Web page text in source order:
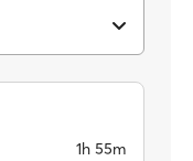
1h 55m